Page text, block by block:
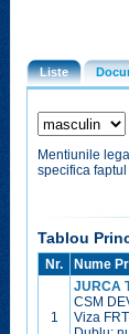
Liste
Mentiunile
specifica
Tablou
Nr. Nume
1
JURCA
CSM
Viza